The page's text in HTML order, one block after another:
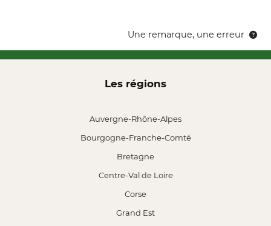
Une remarque, une erreur
Les régions
Auvergne-Rhône-Alpes
Bourgogne-Franche-Comté
Bretagne
Centre-Val de Loire
Corse
Grand Est